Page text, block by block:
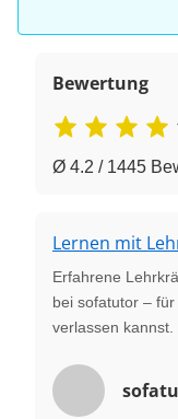
Bewertung
Ø 4.2 / 1445
Lernen mit
Erfahrene
bei sofatutor –
verlassen kannst.